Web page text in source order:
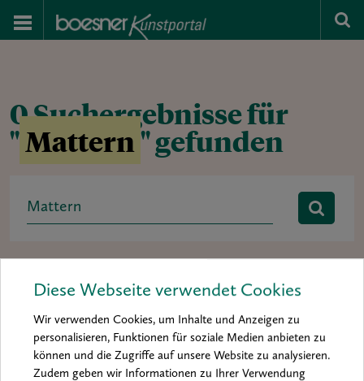
Diese Webseite verwendet Cookies
Wir verwenden Cookies, um Inhalte und Anzeigen zu
personalisieren, Funktionen für soziale Medien anbieten zu
können und die Zugriffe auf unsere Website zu analysieren.
Zudem geben wir Informationen zu Ihrer Verwendung
0 Suchergebnisse für
" Mattern " gefunden
Search
for:
Rubrik: Ausstellung baa 2014
Kunst & Künstler Material & Inspiration
Materialkunde Mein Material News Porträt Praxis